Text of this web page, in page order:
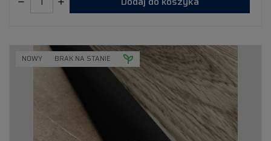
NOWY BRAK NA STANIE